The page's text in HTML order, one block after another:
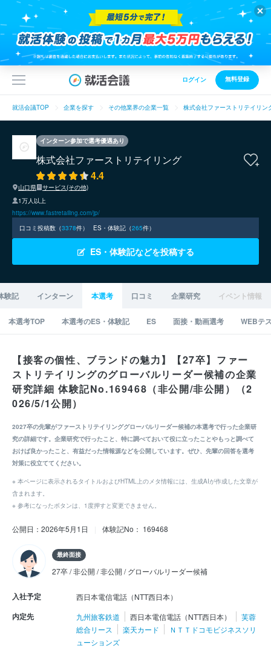
ログイン 無料登録
就活会議TOP 企業を探す その他業界の企業一覧 株式会社ファーストリテイリン
インターン参加で選考優遇あり
株式会社ファーストリテイリング
4.4
山口県
サービス(その他)
1万人以上
https://www.fastretailing.com/jp/
口コミ投稿数（3378件） ES・体験記（265件）
ES・体験記などを投稿する
験記 インターン 本選考 口コミ 企業研究 イベント情報
本選考TOP 本選考のES・体験記 ES 面接・動画選考 WEBテ
【接客の個性、ブランドの魅力】【27卒】ファー
ストリテイリングのグローバルリーダー候補の企業
研究詳細 体験記No.169468（非公開/非公開）（2
026/5/1公開）
2027卒の先輩がファーストリテイリンググローバルリーダー候補の本選考で行った企業研
究の詳細です。企業研究で行ったこと、特に調べておいて役に立ったことやもっと調べて
おけば良かったこと、有益だった情報源などを公開しています。ぜひ、先輩の回答を選考
対策に役立ててください。
※ 本ページに表示されるタイトルおよびHTML上のメタ情報には、生成AIが作成した文章が
含まれます。
※ 参考になったボタンは、1度押すと変更できません。
公開日：2026年5月1日 体験記No： 169468
最終面接
27卒 / 非公開 / 非公開 / グローバルリーダー候補
入社予定 西日本電信電話（NTT西日本）
内定先 九州旅客鉄道 西日本電信電話（NTT西日本）
芙蓉
総合リース
楽天カード
ＮＴＴドコモビジネスソリ
ューションズ